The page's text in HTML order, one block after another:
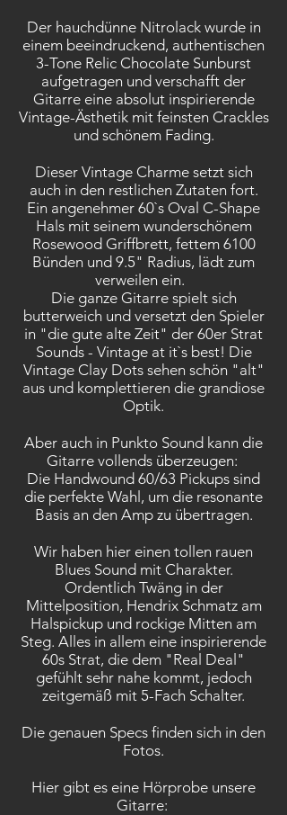
Der hauchdünne Nitrolack wurde in
einem beeindruckend, authentischen
3-Tone Relic Chocolate Sunburst
aufgetragen und verschafft der
Gitarre eine absolut inspirierende
Vintage-Ästhetik mit feinsten Crackles
und schönem Fading.
Dieser Vintage Charme setzt sich
auch in den restlichen Zutaten fort.
Ein angenehmer 60`s Oval C-Shape
Hals mit seinem wunderschönem
Rosewood Griffbrett, fettem 6100
Bünden und 9.5" Radius, lädt zum
verweilen ein.
Die ganze Gitarre spielt sich
butterweich und versetzt den Spieler
in "die gute alte Zeit" der 60er Strat
Sounds - Vintage at it`s best! Die
Vintage Clay Dots sehen schön "alt"
aus und komplettieren die grandiose
Optik.
Aber auch in Punkto Sound kann die
Gitarre vollends überzeugen:
Die Handwound 60/63 Pickups sind
die perfekte Wahl, um die resonante
Basis an den Amp zu übertragen.
Wir haben hier einen tollen rauen
Blues Sound mit Charakter.
Ordentlich Twäng in der
Mittelposition, Hendrix Schmatz am
Halspickup und rockige Mitten am
Steg. Alles in allem eine inspirierende
60s Strat, die dem "Real Deal"
gefühlt sehr nahe kommt, jedoch
zeitgemäß mit 5-Fach Schalter.
Die genauen Specs finden sich in den
Fotos.
Hier gibt es eine Hörprobe unsere
Gitarre: